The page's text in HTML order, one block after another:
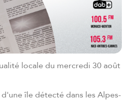
locale du mercredi 30 août
île détecté dans les Alpes-